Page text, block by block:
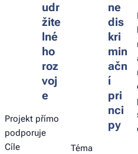
udr
žite
lné
ho
roz
voj
e
Projekt přímo
podporuje
Cíle
ne
dis
kri
min
ačn
í
pri
nci
py
Téma